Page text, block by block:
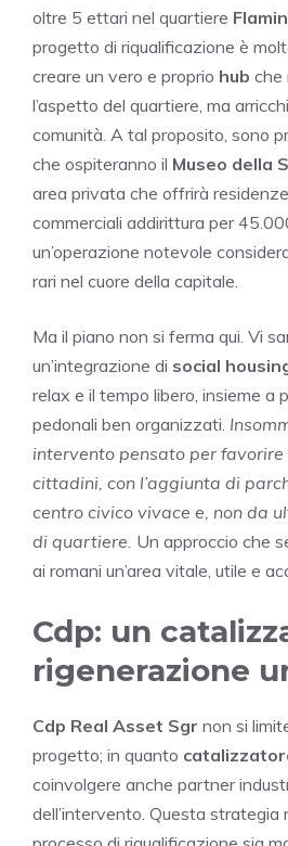
oltre 5 ettari nel quartiere
progetto di riqualificazione è
creare un vero e proprio hub che
l’aspetto del quartiere, ma
comunità. A tal proposito, sono
che ospiteranno il Museo della
area privata che offrirà
commerciali addirittura per
un’operazione notevole
rari nel cuore della capitale.
Ma il piano non si ferma qui. Vi
un’integrazione di social
relax e il tempo libero, insieme a
pedonali ben organizzati.
intervento pensato per favorire
cittadini, con l’aggiunta di
centro civico vivace e, non da
di quartiere. Un approccio che
ai romani un’area vitale, utile e
Cdp: un
rigenerazione
Cdp Real Asset Sgr non si
progetto; in quanto
coinvolgere anche partner
dell’intervento. Questa strategia